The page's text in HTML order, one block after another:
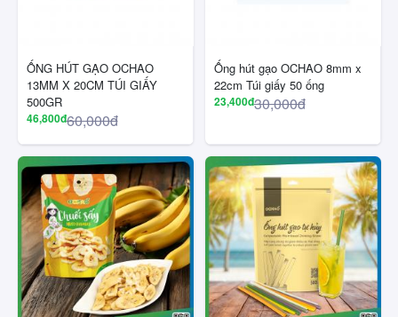
ỐNG HÚT GẠO OCHAO
13MM X 20CM TÚI GIẤY
500GR
46,800đ60,000đ
Ống hút gạo OCHAO 8mm x
22cm Túi giấy 50 ống
23,400đ30,000đ